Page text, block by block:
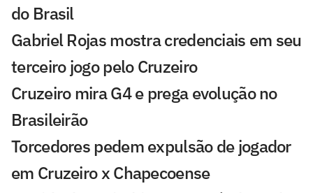
do Brasil
Gabriel Rojas mostra credenciais em seu
terceiro jogo pelo Cruzeiro
Cruzeiro mira G4 e prega evolução no
Brasileirão
Torcedores pedem expulsão de jogador
em Cruzeiro x Chapecoense